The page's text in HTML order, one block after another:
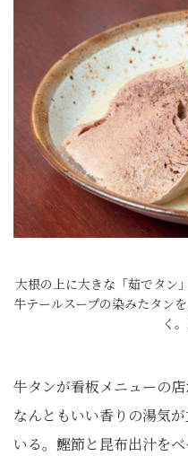
大根の上に大きな「茹でタン
牛テールスープの染みたタン
く
牛タンが看板メニューの
なんともいい香りの湯気
いる。鰹節と昆布出汁を